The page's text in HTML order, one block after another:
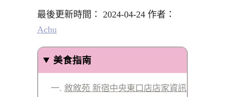
最後更新時間： 2024-04-24 作者：
Achu
美食指南
敘敘苑 新宿中央東口店店家資訊